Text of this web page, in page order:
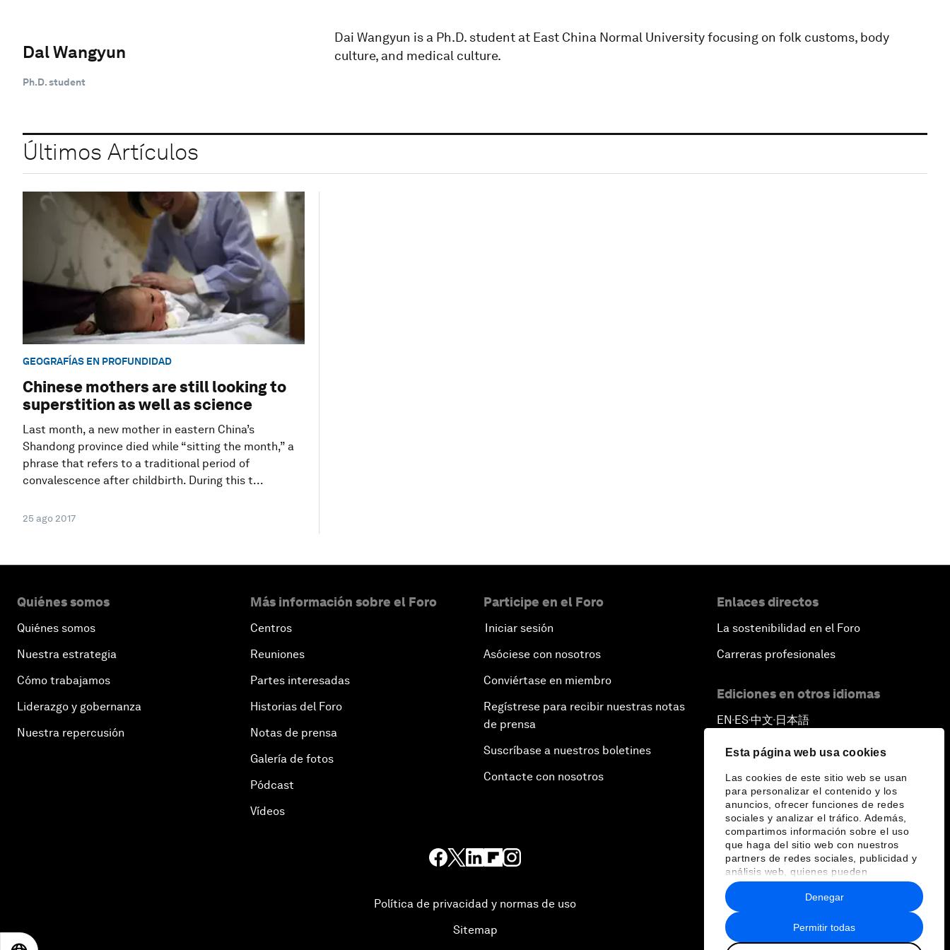
Esta página web usa cookies
Las cookies de este sitio web se usan
para personalizar el contenido y los
anuncios, ofrecer funciones de redes
sociales y analizar el tráfico. Además,
compartimos información sobre el uso
que haga del sitio web con nuestros
partners de redes sociales, publicidad y
análisis web, quienes pueden
combinarla con otra información que les
haya proporcionado o que hayan
recopilado a partir del uso que haya
hecho de sus servicios.
Permitir todas
Denegar
Dal Wangyun
Ph.D. student
Dai Wangyun is a Ph.D. student at East China Normal University focusing on folk customs, body
culture, and medical culture.
Últimos Artículos
GEOGRAFÍAS EN PROFUNDIDAD
Chinese mothers are still looking to
superstition as well as science
Last month, a new mother in eastern China’s
Shandong province died while “sitting the month,” a
phrase that refers to a traditional period of
convalescence after childbirth. During this t...
25 ago 2017
Quiénes somos
Quiénes somos
Nuestra estrategia
Cómo trabajamos
Liderazgo y gobernanza
Nuestra repercusión
Más información sobre el Foro
Centros
Reuniones
Partes interesadas
Historias del Foro
Notas de prensa
Galería de fotos
Pódcast
Vídeos
Participe en el Foro
Iniciar sesión
Asóciese con nosotros
Conviértase en miembro
Regístrese para recibir nuestras notas
de prensa
Suscríbase a nuestros boletines
Contacte con nosotros
Enlaces directos
La sostenibilidad en el Foro
Carreras profesionales
Ediciones en otros idiomas
EN ▪ ES▪中文▪ 日本語
Política de privacidad y normas de uso
Sitemap